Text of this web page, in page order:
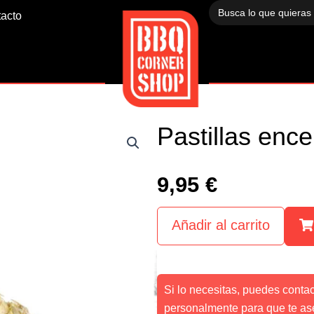
Buscar:
Pastillas
9,95 €
Añadir al carrito
Si lo necesitas, puedes
personalmente para que te